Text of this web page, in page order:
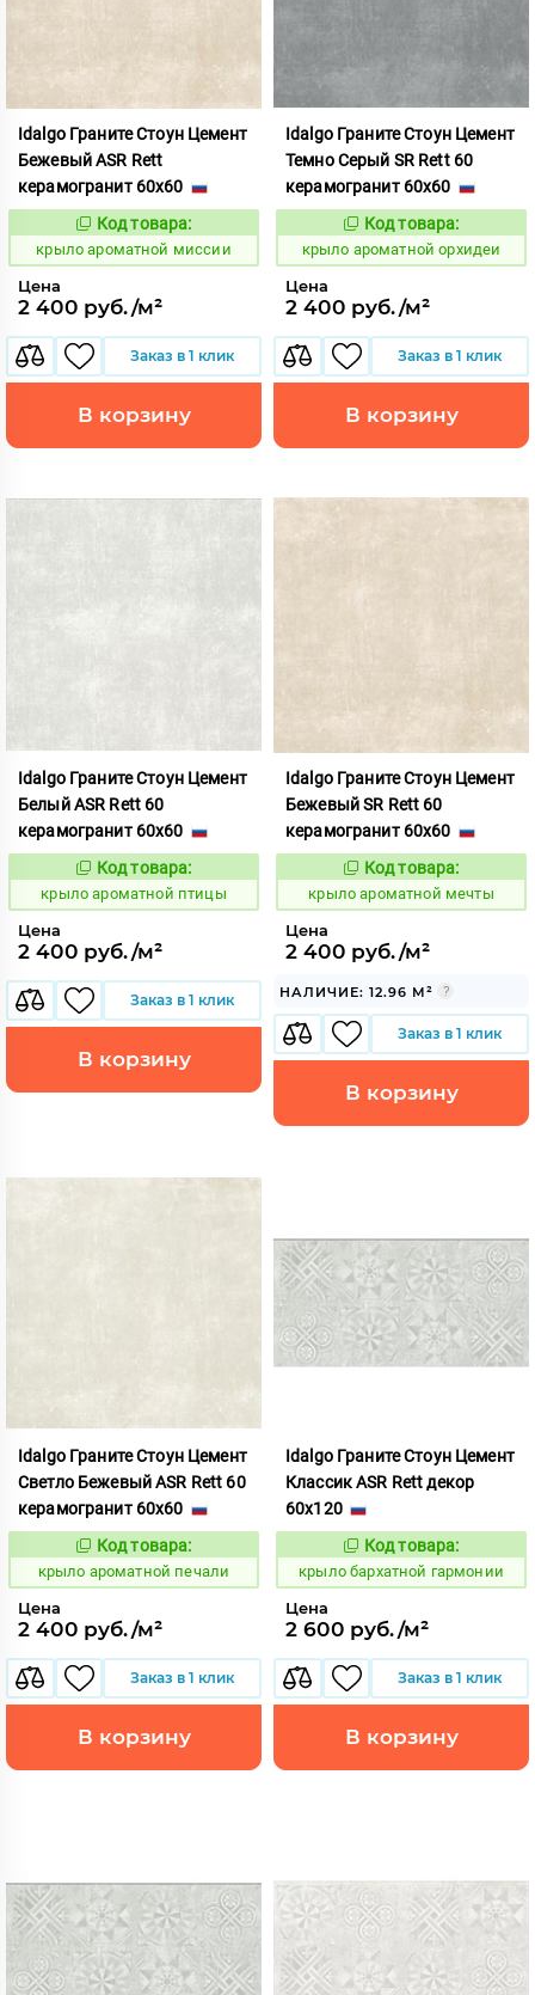
Idalgo Граните Стоун Цемент
Бежевый ASR Rett
керамогранит 60x60
828427
Код товара:
крыло ароматной миссии
Цена
2 400 руб./м²
Заказ в 1 клик
В корзину
Idalgo Граните Стоун Цемент
Темно Серый SR Rett 60
керамогранит 60x60
828439
Код товара:
крыло ароматной орхидеи
Цена
2 400 руб./м²
Заказ в 1 клик
В корзину
Idalgo Граните Стоун Цемент
Белый ASR Rett 60
керамогранит 60x60
828448
Код товара:
крыло ароматной птицы
Цена
2 400 руб./м²
Заказ в 1 клик
В корзину
Idalgo Граните Стоун Цемент
Бежевый SR Rett 60
керамогранит 60x60
828426
Код товара:
крыло ароматной мечты
Цена
2 400 руб./м²
НАЛИЧИЕ: 12.96 М²
Заказ в 1 клик
В корзину
Idalgo Граните Стоун Цемент
Светло Бежевый ASR Rett 60
керамогранит 60x60
828445
Код товара:
крыло ароматной печали
Цена
2 400 руб./м²
Заказ в 1 клик
В корзину
Idalgo Граните Стоун Цемент
Классик ASR Rett декор
60x120
828516
Код товара:
крыло бархатной гармонии
Цена
2 600 руб./м²
Заказ в 1 клик
В корзину